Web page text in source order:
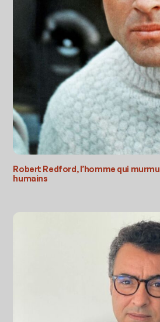
Robert Redford, l’homme qui
humains